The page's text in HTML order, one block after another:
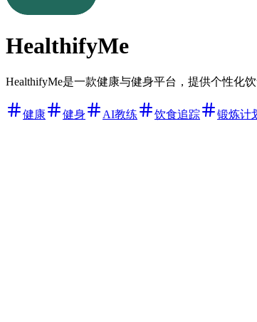
HealthifyMe
HealthifyMe是一款健康与健身平台，提供个性化
健康 健身 AI教练 饮食追踪 锻炼计